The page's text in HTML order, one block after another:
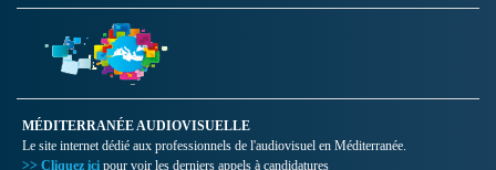
MÉDITERRANÉE AUDIOVISUELLE
Le site internet dédié aux professionnels de l'audiovisuel en Méditerranée.
>> Cliquez ici pour voir les derniers appels à candidatures